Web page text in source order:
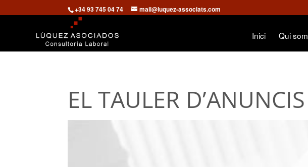
+34 93 745 04 74 mail@luquez-associats.com
Inici Qui som
EL TAULER D’ANUNCIS